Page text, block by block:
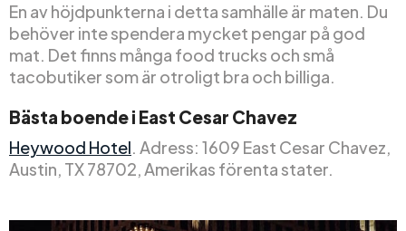
En av höjdpunkterna i detta samhälle är maten. Du
behöver inte spendera mycket pengar på god
mat. Det finns många food trucks och små
tacobutiker som är otroligt bra och billiga.
Bästa boende i East Cesar Chavez
Heywood Hotel. Adress: 1609 East Cesar Chavez,
Austin, TX 78702, Amerikas förenta stater.